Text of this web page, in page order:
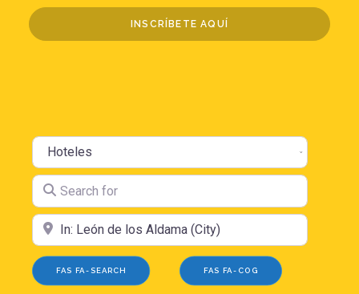
INSCRÍBETE AQUÍ
Select search type
Search for
Near
FAS FA-SEARCH FAS FA-SEARCH FAS FA-COG